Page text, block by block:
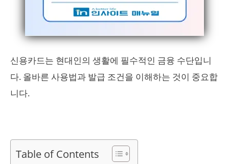
신용카드는 현대인의 생활에 필수적인 금융 수단입니
다. 올바른 사용법과 발급 조건을 이해하는 것이 중요합
니다.
Table of Contents